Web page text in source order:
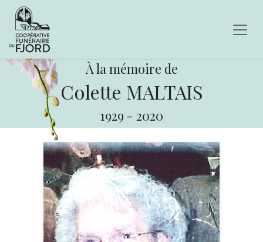
À la mémoire de
Colette MALTAIS
1929 - 2020